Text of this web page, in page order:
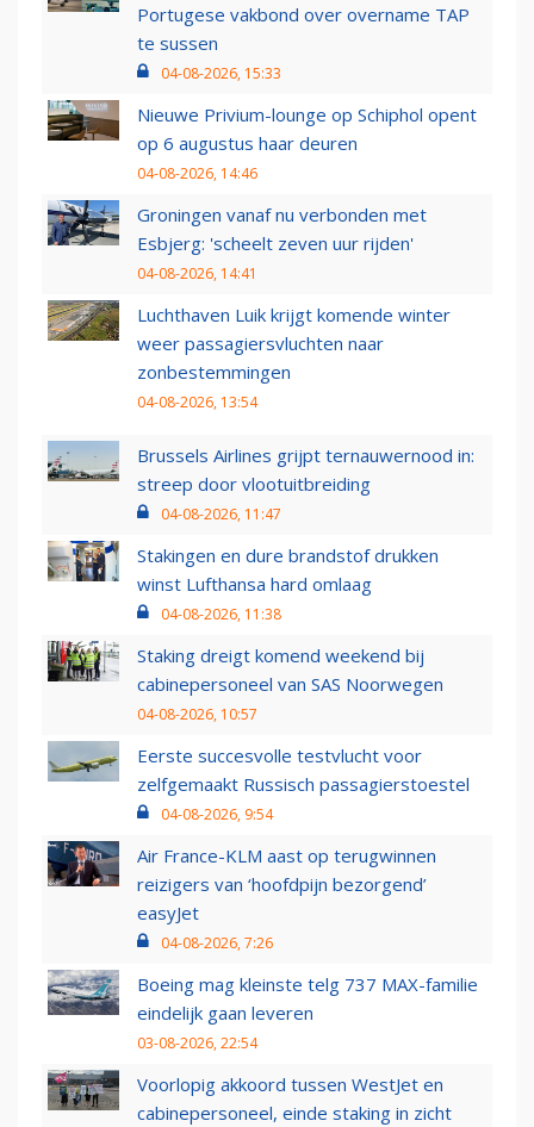
Portugese vakbond over overname TAP
te sussen
04-08-2026, 15:33
Nieuwe Privium-lounge op Schiphol opent
op 6 augustus haar deuren
04-08-2026, 14:46
Groningen vanaf nu verbonden met
Esbjerg: 'scheelt zeven uur rijden'
04-08-2026, 14:41
Luchthaven Luik krijgt komende winter
weer passagiersvluchten naar
zonbestemmingen
04-08-2026, 13:54
Brussels Airlines grijpt ternauwernood in:
streep door vlootuitbreiding
04-08-2026, 11:47
Stakingen en dure brandstof drukken
winst Lufthansa hard omlaag
04-08-2026, 11:38
Staking dreigt komend weekend bij
cabinepersoneel van SAS Noorwegen
04-08-2026, 10:57
Eerste succesvolle testvlucht voor
zelfgemaakt Russisch passagierstoestel
04-08-2026, 9:54
Air France-KLM aast op terugwinnen
reizigers van ‘hoofdpijn bezorgend’
easyJet
04-08-2026, 7:26
Boeing mag kleinste telg 737 MAX-familie
eindelijk gaan leveren
03-08-2026, 22:54
Voorlopig akkoord tussen WestJet en
cabinepersoneel, einde staking in zicht